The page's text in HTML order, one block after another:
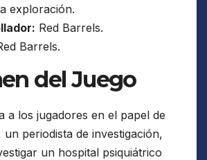
exploración.
Red Barrels.
Barrels.
del Juego
a los jugadores en el papel de
periodista de investigación,
un hospital psiquiátrico